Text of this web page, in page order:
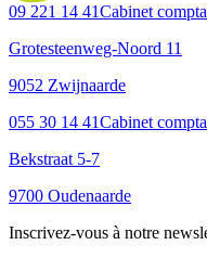
09 221 14 41Cabinet
Grotesteenweg-Noord 11
9052 Zwijnaarde
055 30 14 41Cabinet
Bekstraat 5-7
9700 Oudenaarde
Inscrivez-vous à notre